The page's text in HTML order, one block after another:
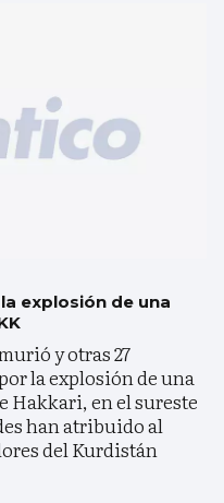
explosión de una
y otras 27
la explosión de una
Hakkari, en el sureste
han atribuido al
del Kurdistán